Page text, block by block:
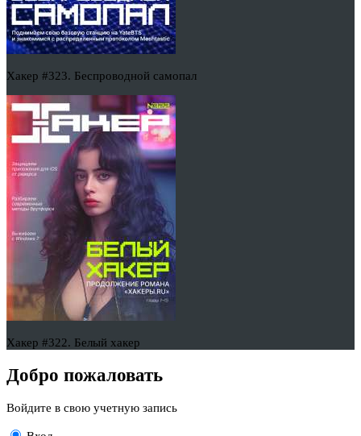
Хакер #323. Беспроводной самопал
Хакер #322. Белый хакер
Добро пожаловать
Войдите в свою учетную запись